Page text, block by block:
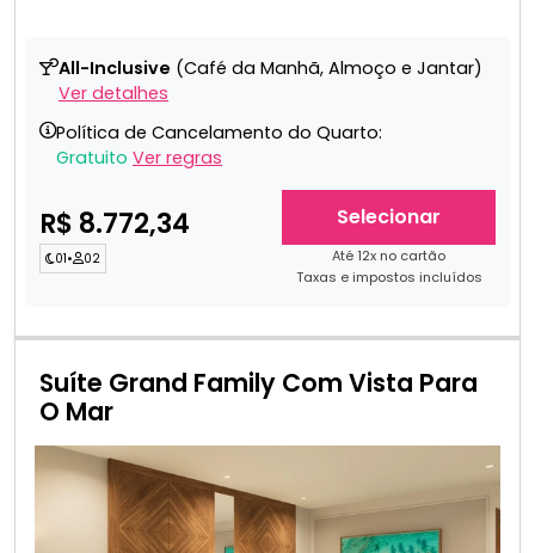
All-Inclusive (Café da Manhã, Almoço e Jantar)
Ver detalhes
Política de Cancelamento do Quarto:
Gratuito Ver regras
R$ 8.772,34
01• 02
Selecionar
Até 12x no cartão
Taxas e impostos incluídos
Suíte Grand Family Com Vista Para
O Mar